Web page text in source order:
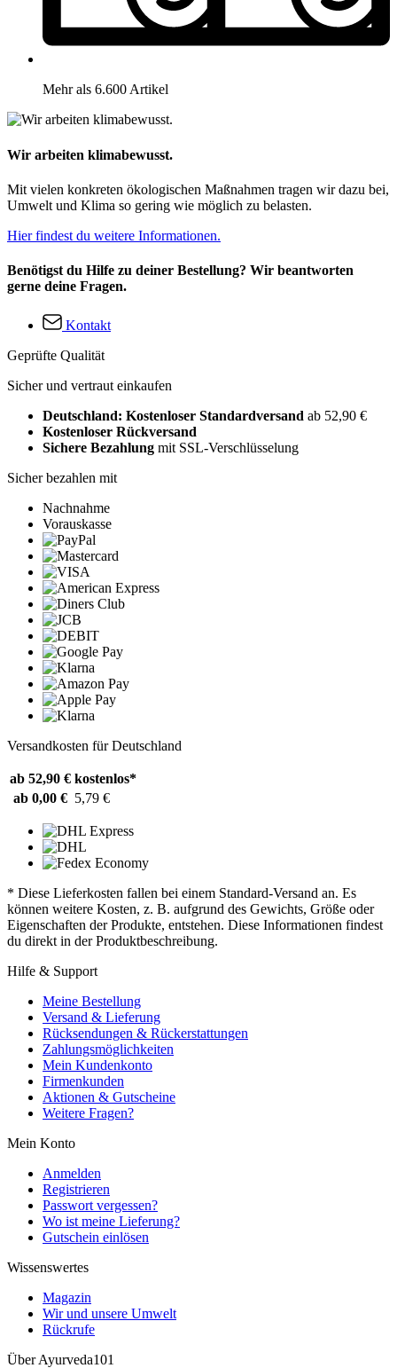
Mehr als 6.600 Artikel
Wir arbeiten klimabewusst.
Mit vielen konkreten ökologischen Maßnahmen tragen wir dazu bei,
Umwelt und Klima so gering wie möglich zu belasten.
Hier findest du weitere Informationen.
Benötigst du Hilfe zu deiner Bestellung? Wir beantworten
gerne deine Fragen.
Kontakt
Geprüfte Qualität
Sicher und vertraut einkaufen
Deutschland: Kostenloser Standardversand ab 52,90 €
Kostenloser Rückversand
Sichere Bezahlung mit SSL-Verschlüsselung
Sicher bezahlen mit
Nachnahme
Vorauskasse
Versandkosten für Deutschland
ab 52,90 € kostenlos*
ab 0,00 € 5,79 €
* Diese Lieferkosten fallen bei einem Standard-Versand an. Es
können weitere Kosten, z. B. aufgrund des Gewichts, Größe oder
Eigenschaften der Produkte, entstehen. Diese Informationen findest
du direkt in der Produktbeschreibung.
Hilfe & Support
Meine Bestellung
Versand & Lieferung
Rücksendungen & Rückerstattungen
Zahlungsmöglichkeiten
Mein Kundenkonto
Firmenkunden
Aktionen & Gutscheine
Weitere Fragen?
Mein Konto
Anmelden
Registrieren
Passwort vergessen?
Wo ist meine Lieferung?
Gutschein einlösen
Wissenswertes
Magazin
Wir und unsere Umwelt
Rückrufe
Über Ayurveda101